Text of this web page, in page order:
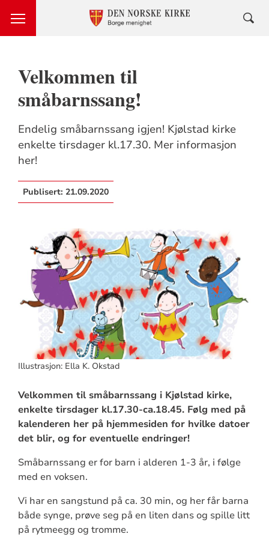
Velkommen til
småbarnssang!
Endelig småbarnssang igjen! Kjølstad kirke
enkelte tirsdager kl.17.30. Mer informasjon
her!
Publisert: 21.09.2020
Illustrasjon: Ella K. Okstad
Velkommen til småbarnssang i Kjølstad kirke,
enkelte tirsdager kl.17.30-ca.18.45. Følg med på
kalenderen her på hjemmesiden for hvilke datoer
det blir, og for eventuelle endringer!
Småbarnssang er for barn i alderen 1-3 år, i følge
med en voksen.
Vi har en sangstund på ca. 30 min, og her får barna
både synge, prøve seg på en liten dans og spille litt
på rytmeegg og tromme.